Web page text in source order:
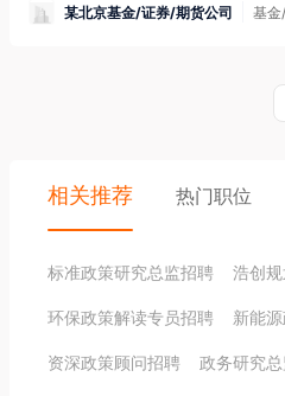
某北京基金/证券/期货公司 基金
相关推荐 热门职位
标准政策研究总监招聘 浩创
环保政策解读专员招聘 新能
资深政策顾问招聘 政务研究